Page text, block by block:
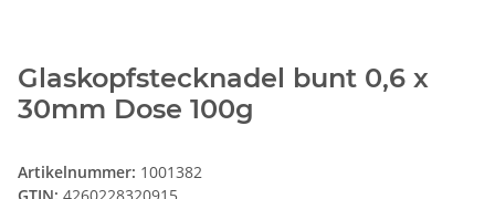
Glaskopfstecknadel bunt 0,6 x
30mm Dose 100g
Artikelnummer: 1001382